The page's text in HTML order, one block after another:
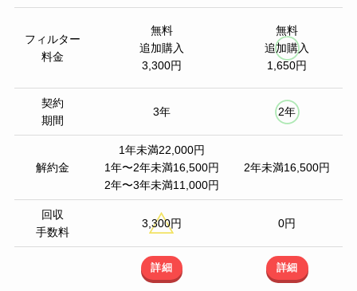
フィルター
料金
無料
追加購入
3,300円
無料
追加購入
1,650円
契約
期間
3年 2年
解約金
1年未満22,000円
1年〜2年未満16,500円
2年〜3年未満11,000円
2年未満16,500円
回収
手数料
3,300円 0円
詳細 詳細